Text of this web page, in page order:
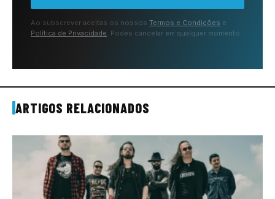
Ao subscrever aceitas os nossos Termos e Condições e
Política de Privacidade. Podes cancelar em qualquer momento.
ARTIGOS RELACIONADOS